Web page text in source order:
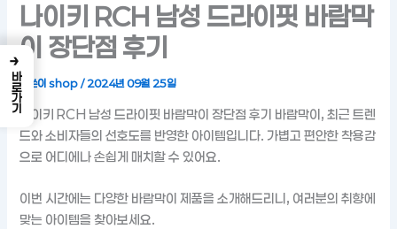
나이키 RCH 남성 드라이핏 바람막
이 장단점 후기
글쓴이shop/2024년 09월 25일
나이키 RCH 남성 드라이핏 바람막이 장단점 후기 바람막이, 최근 트렌
드와 소비자들의 선호도를 반영한 아이템입니다. 가볍고 편안한 착용감
으로 어디에나 손쉽게 매치할 수 있어요.
이번 시간에는 다양한 바람막이 제품을 소개해드리니, 여러분의 취향에
맞는 아이템을 찾아보세요.
→
바로가기